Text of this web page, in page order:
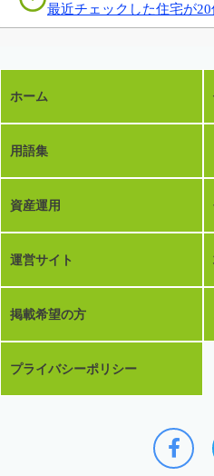
最近チェックした住宅が20
ホーム
用語集
資産運用
運営サイト
掲載希望の方
プライバシーポリシー